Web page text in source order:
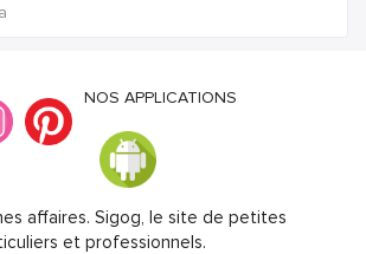
NOS APPLICATIONS
affaires. Sigog, le site de petites
et professionnels.